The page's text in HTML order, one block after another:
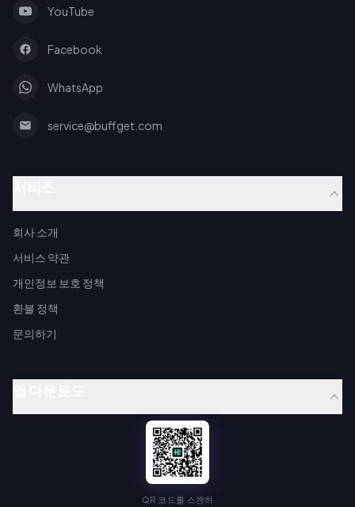
YouTube
Facebook
WhatsApp
service@buffget.com
회사 소개
서비스 약관
개인정보 보호 정책
환불 정책
문의하기
QR 코드를 스캔하